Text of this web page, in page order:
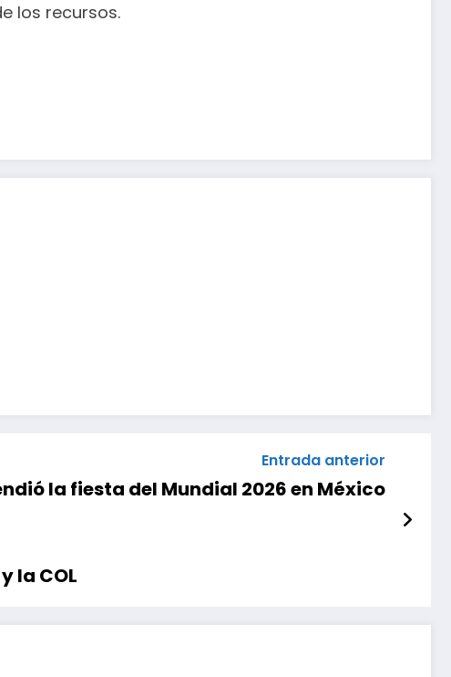
los recursos.
Entrada anterior
la fiesta del Mundial 2026 en México
la COL